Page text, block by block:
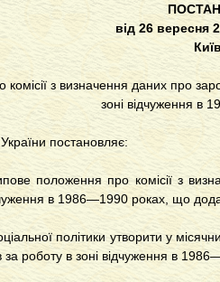
від 26 вересня
Київ
комісії з визначення даних про
зоні відчуження в
України постановляє:
положення про комісії з
в 1986—1990 роках, що
політики утворити у
за роботу в зоні відчуження в